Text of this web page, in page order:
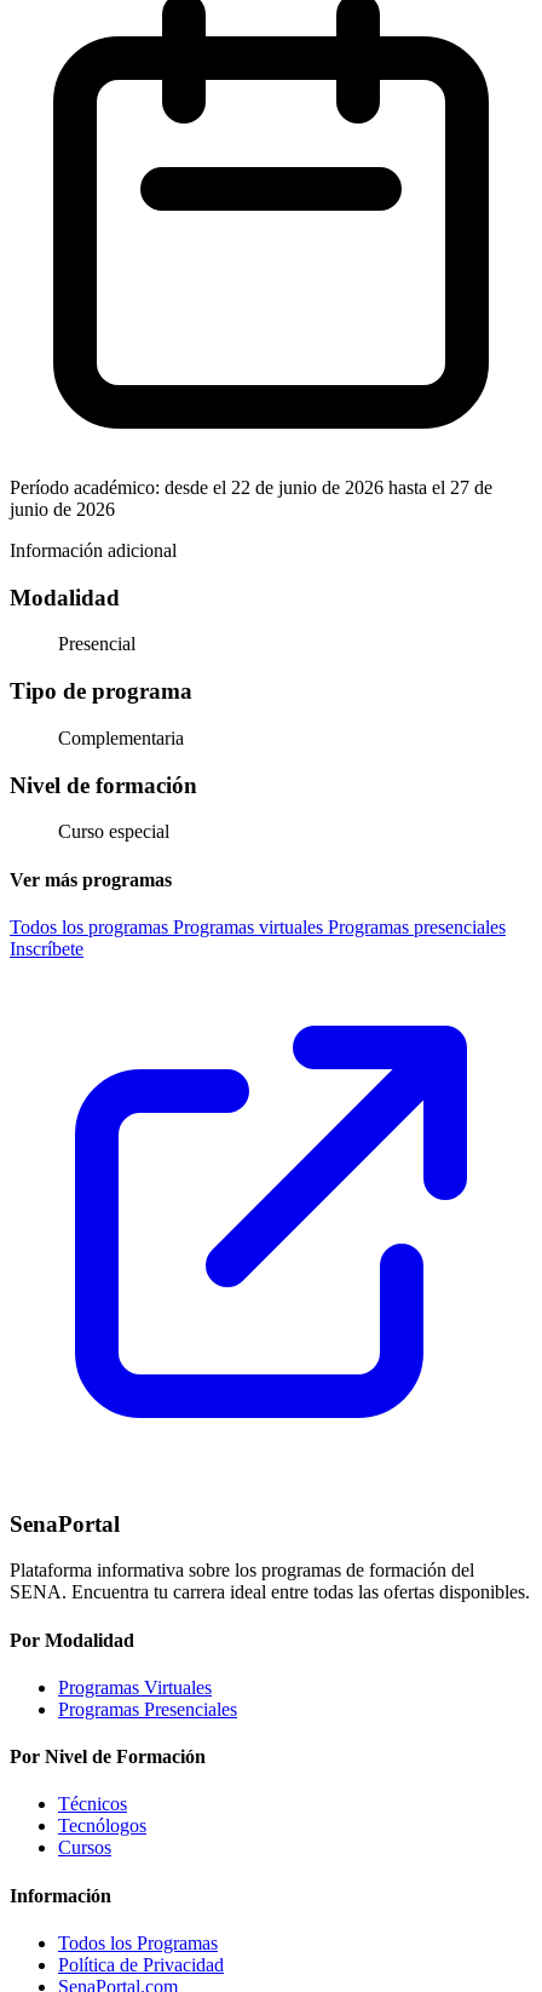
Período académico: desde el 22 de junio de 2026 hasta el 27 de
junio de 2026
Información adicional
Modalidad
Presencial
Tipo de programa
Complementaria
Nivel de formación
Curso especial
Ver más programas
Todos los programas Programas virtuales Programas presenciales
Inscríbete
SenaPortal
Plataforma informativa sobre los programas de formación del
SENA. Encuentra tu carrera ideal entre todas las ofertas disponibles.
Por Modalidad
Programas Virtuales
Programas Presenciales
Por Nivel de Formación
Técnicos
Tecnólogos
Cursos
Información
Todos los Programas
Política de Privacidad
SenaPortal.com